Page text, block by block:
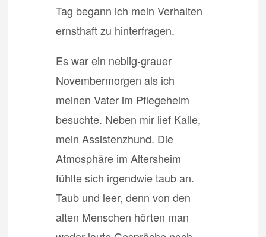
Tag begann ich mein Verhalten
ernsthaft zu hinterfragen.
Es war ein neblig-grauer
Novembermorgen als ich
meinen Vater im Pflegeheim
besuchte. Neben mir lief Kalle,
mein Assistenzhund. Die
Atmosphäre im Altersheim
fühlte sich irgendwie taub an.
Taub und leer, denn von den
alten Menschen hörten man